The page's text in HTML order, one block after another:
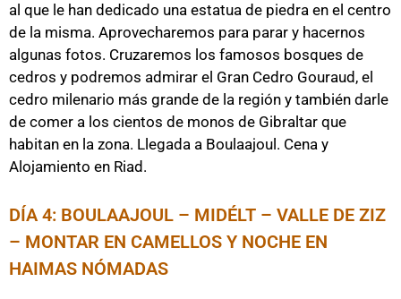
al que le han dedicado una estatua de piedra en el centro
de la misma. Aprovecharemos para parar y hacernos
algunas fotos. Cruzaremos los famosos bosques de
cedros y podremos admirar el Gran Cedro Gouraud, el
cedro milenario más grande de la región y también darle
de comer a los cientos de monos de Gibraltar que
habitan en la zona. Llegada a Boulaajoul. Cena y
Alojamiento en Riad.
DÍA 4: BOULAAJOUL – MIDÉLT – VALLE DE ZIZ
– MONTAR EN CAMELLOS Y NOCHE EN
HAIMAS NÓMADAS